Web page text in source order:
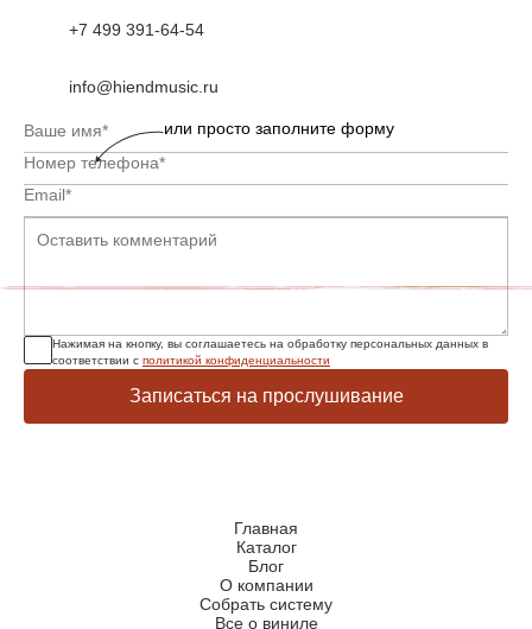
+7 499 391-64-54
info@hiendmusic.ru
Нажимая на кнопку, вы соглашаетесь на обработку персональных данных в
соответствии с политикой конфиденциальности
Записаться на прослушивание
или просто заполните форму
Главная
Каталог
Блог
О компании
Собрать систему
Все о виниле